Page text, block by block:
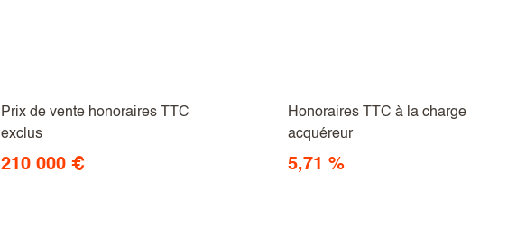
Prix de vente honoraires TTC
exclus
210 000 €
Honoraires TTC à la charge
acquéreur
5,71 %